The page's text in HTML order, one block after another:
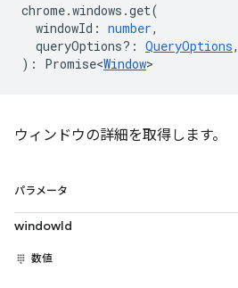
chrome.windows .get(
windowId : number,
queryOptions? : QueryOptions,
) : Promise<Window>
ウィンドウの詳細を取得します。
パラメータ
windowId
数値